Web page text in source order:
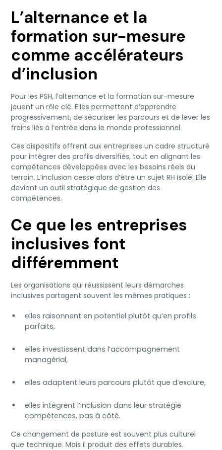
L’alternance et la
formation sur-mesure
comme accélérateurs
d’inclusion
Pour les PSH, l’alternance et la formation sur-mesure
jouent un rôle clé. Elles permettent d’apprendre
progressivement, de sécuriser les parcours et de lever les
freins liés à l’entrée dans le monde professionnel.
Ces dispositifs offrent aux entreprises un cadre structuré
pour intégrer des profils diversifiés, tout en alignant les
compétences développées avec les besoins réels du
terrain. L’inclusion cesse alors d’être un sujet RH isolé. Elle
devient un outil stratégique de gestion des
compétences.
Ce que les entreprises
inclusives font
différemment
Les organisations qui réussissent leurs démarches
inclusives partagent souvent les mêmes pratiques :
elles raisonnent en potentiel plutôt qu’en profils
parfaits,
elles investissent dans l’accompagnement
managérial,
elles adaptent leurs parcours plutôt que d’exclure,
elles intègrent l’inclusion dans leur stratégie
compétences, pas à côté.
Ce changement de posture est souvent plus culturel
que technique. Mais il produit des effets durables.